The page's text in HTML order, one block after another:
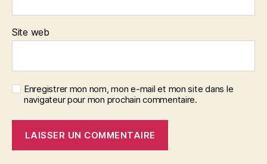
Site web
Enregistrer mon nom, mon e-mail et mon site dans le
navigateur pour mon prochain commentaire.